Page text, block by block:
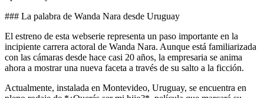
### La palabra de Wanda Nara desde Uruguay
El estreno de esta webserie representa un paso importante en la
incipiente carrera actoral de Wanda Nara. Aunque está familiarizada
con las cámaras desde hace casi 20 años, la empresaria se anima
ahora a mostrar una nueva faceta a través de su salto a la ficción.
Actualmente, instalada en Montevideo, Uruguay, se encuentra en